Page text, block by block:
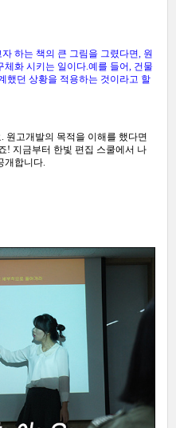
하는 책의 큰 그림을 그렸다면, 원
체화 시키는 일이다.예를 들어, 건물
했던 상황을 적용하는 것이라고 할
원고개발의 목적을 이해를 했다면
! 지금부터 한빛 편집 스쿨에서 나
개합니다.